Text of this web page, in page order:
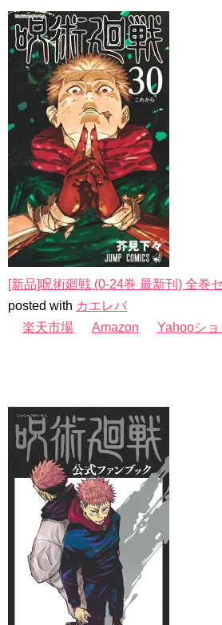
[新品]呪術廻戦 (0-24巻 最新刊) 全巻
posted with カエレバ
楽天市場
Amazon Yahooシ